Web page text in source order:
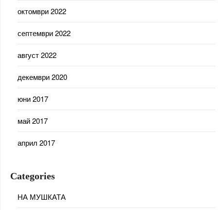
октомври 2022
септември 2022
август 2022
декември 2020
юни 2017
май 2017
април 2017
Categories
НА МУШКАТА